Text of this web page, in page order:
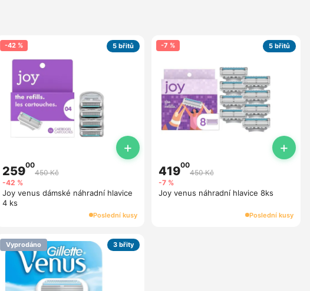
-42 % 5 břitů
+
25900
450 Kč
-42 %
Joy venus dámské náhradní hlavice
4 ks
Poslední kusy
-7 % 5 břitů
+
41900
450 Kč
-7 %
Joy venus náhradní hlavice 8ks
Poslední kusy
Vyprodáno 3 břity